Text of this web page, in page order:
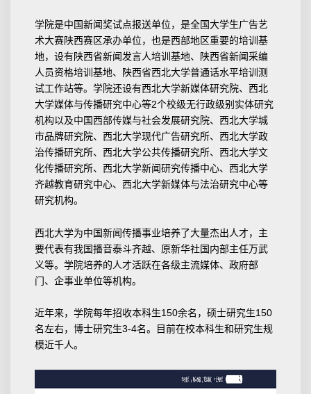
学院是中国新闻奖试点报送单位，是全国大学生广告艺
术大赛陕西赛区承办单位，也是西部地区重要的培训基
地，设有陕西省新闻发言人培训基地、陕西省新闻采编
人员资格培训基地、陕西省西北大学普通话水平培训测
试工作站等。学院还设有西北大学新媒体研究院、西北
大学媒体与传播研究中心等2个校级无行政级别实体研究
机构以及中国西部传媒与社会发展研究院、西北大学城
市品牌研究院、西北大学现代广告研究所、西北大学政
治传播研究所、西北大学公共传播研究所、西北大学文
化传播研究所、西北大学新闻研究传播中心、西北大学
齐越教育研究中心、西北大学新媒体与法治研究中心等
研究机构。
西北大学为中国新闻传播事业培养了大量杰出人才，主
要代表有我国播音泰斗齐越、原新华社国内部主任万武
义等。学院培养的人才活跃在各级主流媒体、政府部
门、企事业单位等机构。
近年来，学院每年招收本科生150余名，硕士研究生150
名左右，博士研究生3-4名。目前在校本科生和研究生规
模近千人。